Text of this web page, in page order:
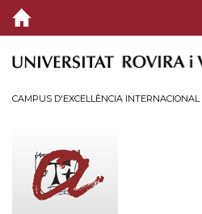
GRUP
DIVULGACIÓ
Agenda
CAMPUS D'EXCEL·LÈNCIA INTERNACIONAL